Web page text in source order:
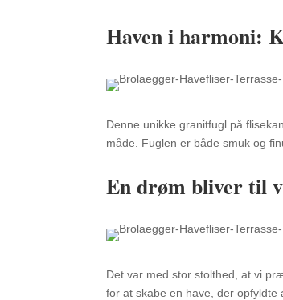
Haven i harmoni:
Denne unikke granitfugl på
måde.
Fuglen er både smuk og
En drøm bliver til
Det var med stor stolthed, at vi
for at skabe en have, der opfyldte